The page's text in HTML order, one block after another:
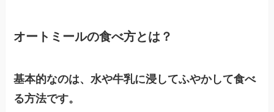
オートミールの食べ方とは？
基本的なのは、水や牛乳に浸してふやかして食べ
る方法です。